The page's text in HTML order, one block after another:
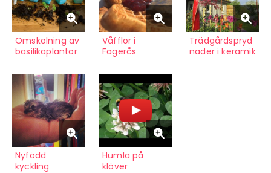
Omskolning av
basilikaplantor
Våfflor i
Fagerås
Trädgårdspryd
nader i keramik
Nyfödd
kyckling
Humla på
klöver